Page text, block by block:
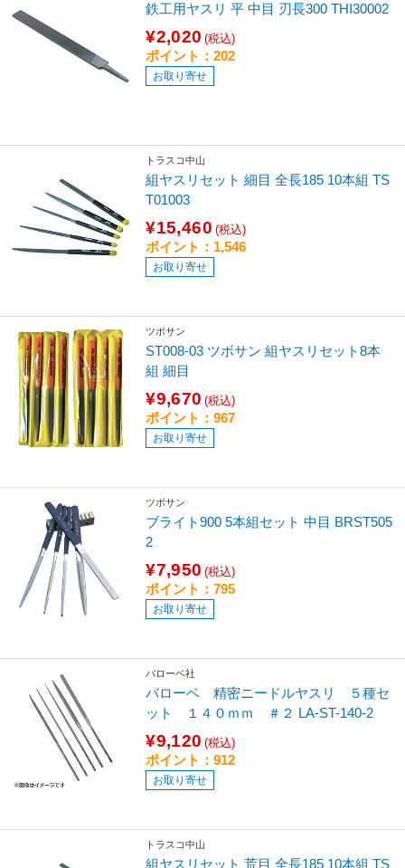
鉄工用ヤスリ 平 中目 刃長300 THI30002
¥2,020 (税込)
ポイント：202
お取り寄せ
トラスコ中山
組ヤスリセット 細目 全長185 10本組 TS
T01003
¥15,460 (税込)
ポイント：1,546
お取り寄せ
ツボサン
ST008-03 ツボサン 組ヤスリセット8本
組 細目
¥9,670 (税込)
ポイント：967
お取り寄せ
ツボサン
ブライト900 5本組セット 中目 BRST505
2
¥7,950 (税込)
ポイント：795
お取り寄せ
バローベ社
バローベ 精密ニードルヤスリ ５種セ
ット １４０ｍｍ ＃２ LA-ST-140-2
¥9,120 (税込)
ポイント：912
お取り寄せ
トラスコ中山
組ヤスリセット 荒目 全長185 10本組 TS